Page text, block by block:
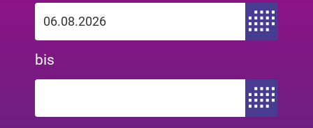
Zeitraum von
bis
Zeitraum bis